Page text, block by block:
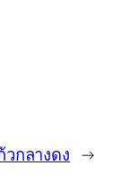
วกลางดง →